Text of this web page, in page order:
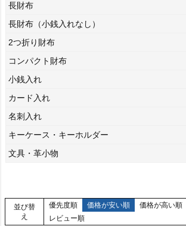
長財布
長財布（小銭入れなし）
2つ折り財布
コンパクト財布
小銭入れ
カード入れ
名刺入れ
キーケース・キーホルダー
文具・革小物
並び替
え
優先度順 価格が安い順 価格が高い順
レビュー順